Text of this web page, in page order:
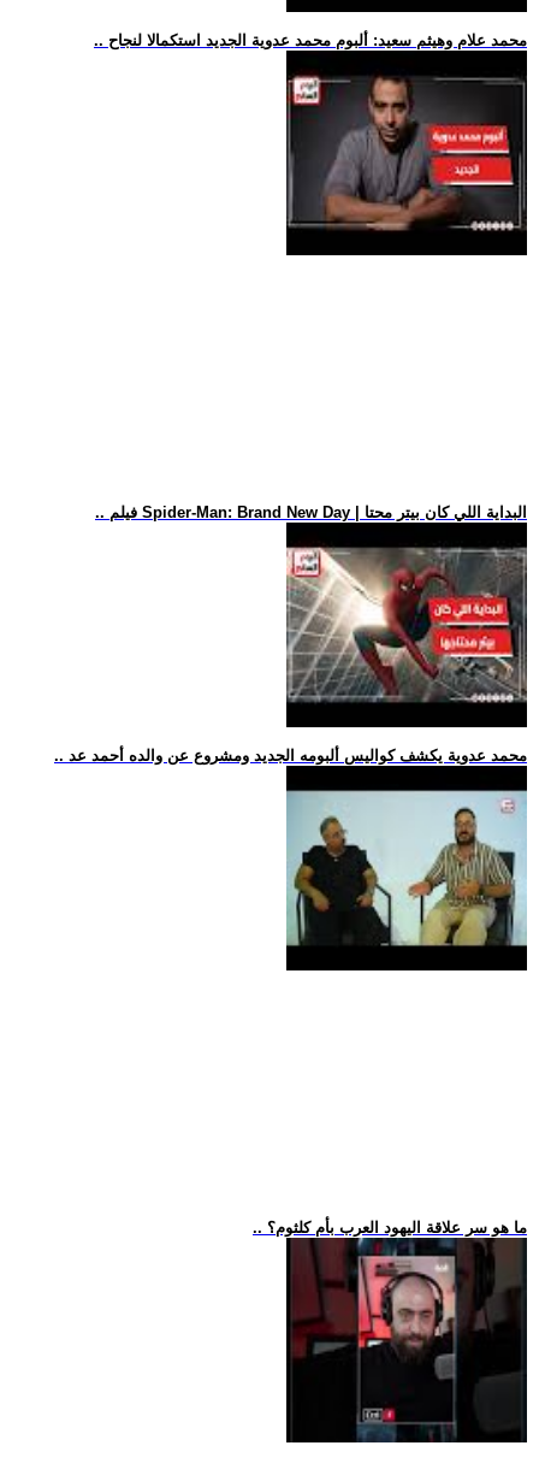
.. محمد علام وهيثم سعيد: ألبوم محمد عدوية الجديد استكمالا لنجاح
.. فيلم Spider-Man: Brand New Day | البداية اللي كان بيتر محتا
.. محمد عدوية يكشف كواليس ألبومه الجديد ومشروع عن والده أحمد عد
.. ما هو سر علاقة اليهود العرب بأم كلثوم؟